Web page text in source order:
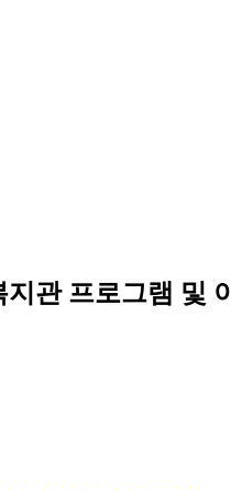
관 프로그램 및